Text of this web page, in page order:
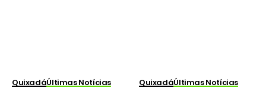
QuixadáÚltimas Notícias QuixadáÚltimas Notícias